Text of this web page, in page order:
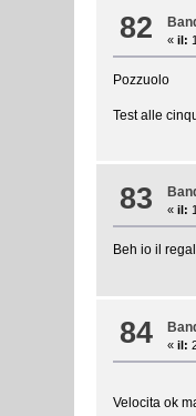
82 «il:
Pozzuolo
Test alle
83 «il:
Beh io il
84 «il:
Velocita ok